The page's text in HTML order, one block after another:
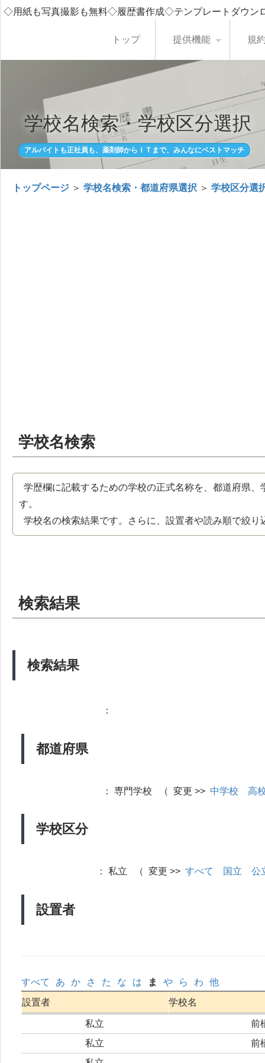
◇用紙も写真撮影も無料◇履歴書作成◇テンプレートダウ
トップ 提供機能 規
学校名検索・学校区分選択
アルバイトも正社員も、薬剤師からＩＴまで、みんなにベストマッチ
トップページ ＞ 学校名検索・都道府県選択 ＞ 学校区分選
学校名検索
学歴欄に記載するための学校の正式名称を、都道府県
す。
学校名の検索結果です。さらに、設置者や読み順で絞り
検索結果
検索結果
都道府県
：
学校区分
： 専門学校 （ 変更 >> 中学校 高
設置者
： 私立 （ 変更 >> すべて 国立 公
すべて あ か さ た な は ま や ら わ
他
設置者
学校名
私立
前
私立
前